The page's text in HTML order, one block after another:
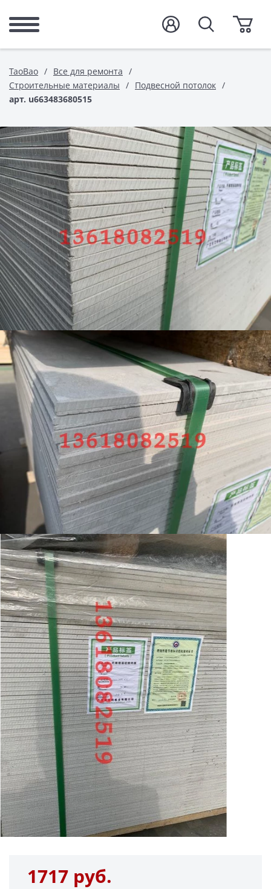
TaoBao
Все для ремонта
Строительные материалы
Подвесной потолок
арт. u663483680515
1717 руб.